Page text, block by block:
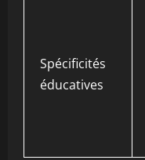
Spécificités
éducatives